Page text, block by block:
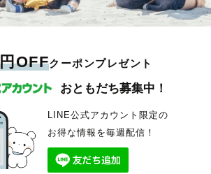
OFFクーポンプレゼント
おともだち募集中！
LINE公式アカウント限定の
お得な情報を毎週配信！